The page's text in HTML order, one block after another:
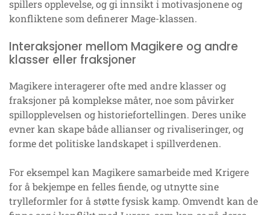
spillers opplevelse, og gi innsikt i motivasjonene og
konfliktene som definerer Mage-klassen.
Interaksjoner mellom Magikere og andre
klasser eller fraksjoner
Magikere interagerer ofte med andre klasser og
fraksjoner på komplekse måter, noe som påvirker
spillopplevelsen og historiefortellingen. Deres unike
evner kan skape både allianser og rivaliseringer, og
forme det politiske landskapet i spillverdenen.
For eksempel kan Magikere samarbeide med Krigere
for å bekjempe en felles fiende, og utnytte sine
trylleformler for å støtte fysisk kamp. Omvendt kan de